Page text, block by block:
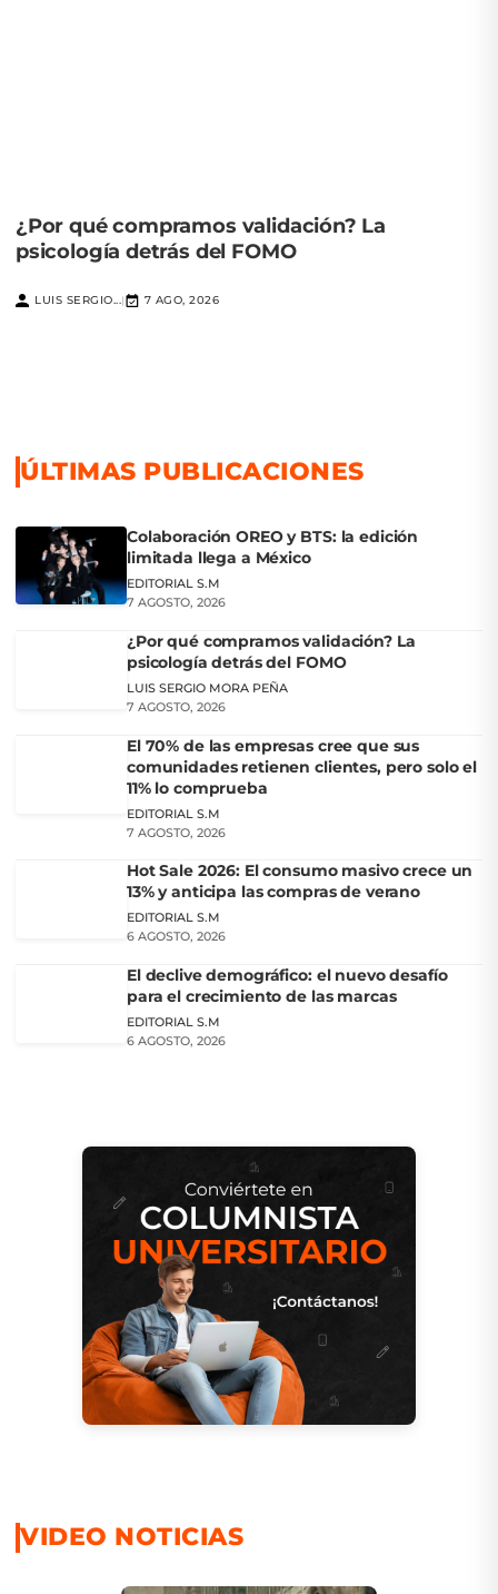
¿Por qué compramos validación? La
psicología detrás del FOMO
LUIS SERGIO...| 7 AGO, 2026
ÚLTIMAS PUBLICACIONES
Colaboración OREO y BTS: la edición
limitada llega a México
EDITORIAL S.M
7 AGOSTO, 2026
¿Por qué compramos validación? La
psicología detrás del FOMO
LUIS SERGIO MORA PEÑA
7 AGOSTO, 2026
El 70% de las empresas cree que sus
comunidades retienen clientes, pero solo el
11% lo comprueba
EDITORIAL S.M
7 AGOSTO, 2026
Hot Sale 2026: El consumo masivo crece un
13% y anticipa las compras de verano
EDITORIAL S.M
6 AGOSTO, 2026
El declive demográfico: el nuevo desafío
para el crecimiento de las marcas
EDITORIAL S.M
6 AGOSTO, 2026
VIDEO NOTICIAS